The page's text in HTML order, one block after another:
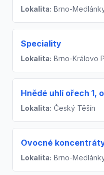
Lokalita: Brno-
Speciality
Lokalita: Brno-Královo
Hnědé uhlí ořech 1,
Lokalita: Český Těšín
Ovocné
Lokalita: Brno-